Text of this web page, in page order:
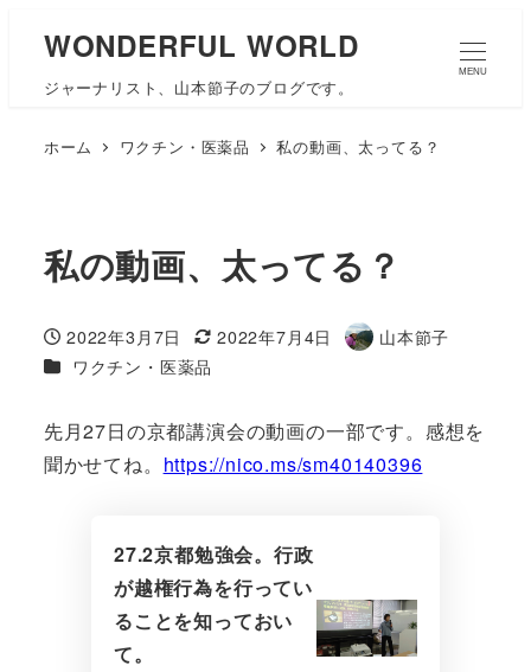
WONDERFUL WORLD
ジャーナリスト、山本節子のブログです。
MENU
ホーム ワクチン・医薬品 私の動画、太ってる？
私の動画、太ってる？
投稿日
2022年3月7日
更新日
2022年7月4日
著
山本節子
カテゴリー
ワクチン・医薬品
先月27日の京都講演会の動画の一部です。感想を
聞かせてね。 https://nico.ms/sm40140396
27.2京都勉強会。行政
が越権行為を行ってい
ることを知っておい
て。